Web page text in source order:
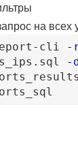
на всех
cli
-
.sql
-